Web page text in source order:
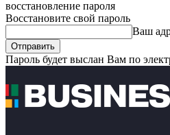
восстановление пароля
Восстановите свой пароль
Ваш
Пароль будет выслан Вам по